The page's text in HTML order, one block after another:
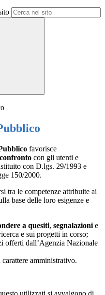
favorisce
confronto con gli utenti e
con D.lgs. 29/1993 e
150/2000.
tra le competenze attribuite ai
base delle loro esigenze e
a quesiti, segnalazioni e
e sui progetti in corso;
offerti dall’Agenzia Nazionale
amministrativo.